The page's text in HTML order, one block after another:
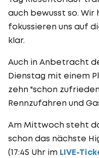
auch bewusst so.
fokussieren uns auf
klar.
Auch in Anbetracht
Dienstag mit einem
zehn "schon
Rennzufahren und
Am Mittwoch steht
schon das nächste
(17:45 Uhr im LIVE-